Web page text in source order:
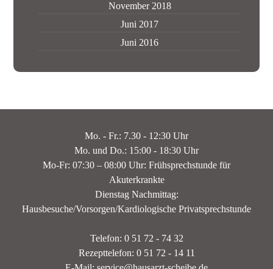
November 2018
Juni 2017
Juni 2016
Mo. - Fr.: 7.30 - 12:30 Uhr
Mo. und Do.: 15:00 - 18:30 Uhr
Mo-Fr: 07:30 – 08:00 Uhr: Frühsprechstunde für
Akuterkrankte
Dienstag Nachmittag:
Hausbesuche/Vorsorgen/Kardiologische Privatsprechstunde
Telefon: 0 51 72 - 74 32
Rezepttelefon: 0 51 72 - 14 11